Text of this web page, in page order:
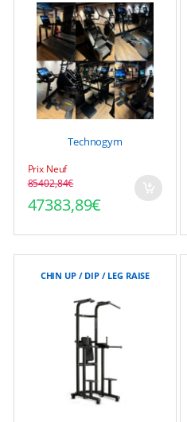
Technogym
Prix Neuf
85402,84€
Le prix initial était :
47383,89€
Le prix actuel est :
CHIN UP / DIP / LEG RAISE